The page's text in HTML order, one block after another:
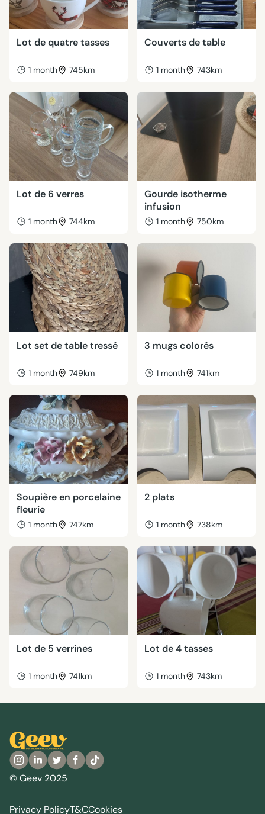
Lot de quatre tasses
1 month 745km
Couverts de table
1 month 743km
Lot de 6 verres
1 month 744km
Gourde isotherme
infusion
1 month 750km
Lot set de table tressé
1 month 749km
3 mugs colorés
1 month 741km
Soupière en porcelaine
fleurie
1 month 747km
2 plats
1 month 738km
Lot de 5 verrines
1 month 741km
Lot de 4 tasses
1 month 743km
© Geev 2025
Privacy PolicyT&CCookies